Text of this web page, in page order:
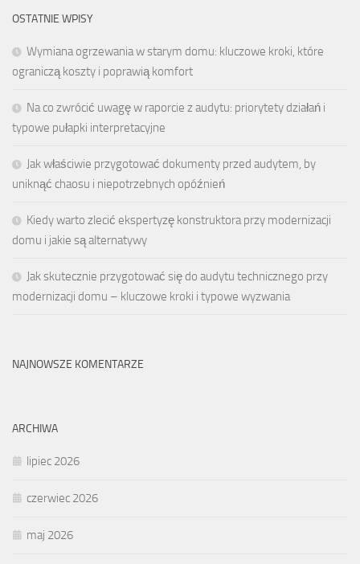
OSTATNIE WPISY
Wymiana ogrzewania w starym domu: kluczowe kroki, które
ograniczą koszty i poprawią komfort
Na co zwrócić uwagę w raporcie z audytu: priorytety działań i
typowe pułapki interpretacyjne
Jak właściwie przygotować dokumenty przed audytem, by
uniknąć chaosu i niepotrzebnych opóźnień
Kiedy warto zlecić ekspertyzę konstruktora przy modernizacji
domu i jakie są alternatywy
Jak skutecznie przygotować się do audytu technicznego przy
modernizacji domu – kluczowe kroki i typowe wyzwania
NAJNOWSZE KOMENTARZE
ARCHIWA
lipiec 2026
czerwiec 2026
maj 2026